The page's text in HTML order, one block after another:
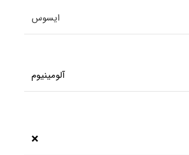
ایسوس
آلومینیوم
❌